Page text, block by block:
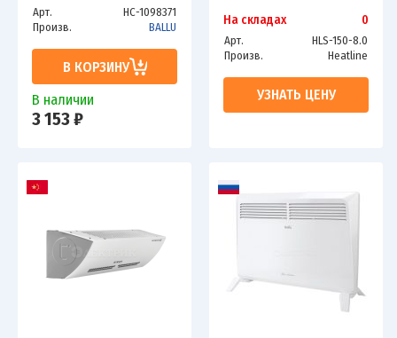
Арт.
НС-1098371
Произв.
BALLU
В КОРЗИНУ
В наличии
3 153 ₽
На складах 0
Арт.
HLS-150-8.0
Произв.
Heatline
УЗНАТЬ ЦЕНУ